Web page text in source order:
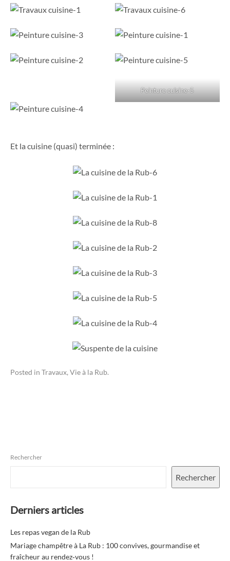
Peinture cuisine-5
Et la cuisine (quasi) terminée :
Posted in Travaux, Vie à la Rub.
Rechercher
Rechercher
Derniers articles
Les repas vegan de la Rub
Mariage champêtre à La Rub : 100 convives, gourmandise et
fraîcheur au rendez‑vous !